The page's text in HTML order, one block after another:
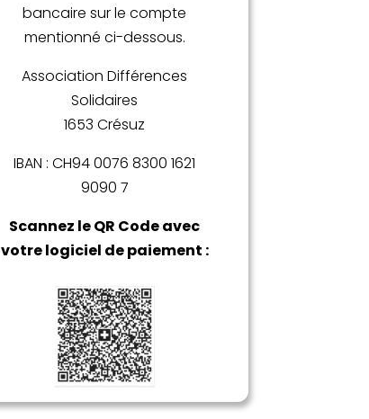
bancaire sur le compte
mentionné ci-dessous.
Association Différences
Solidaires
1653 Crésuz
IBAN : CH94 0076 8300 1621
9090 7
Scannez le QR Code avec
votre logiciel de paiement :